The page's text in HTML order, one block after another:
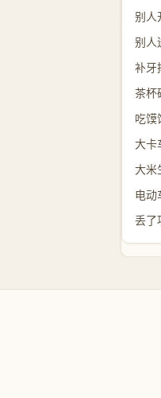
别人
别人
补牙
茶杯
吃馍
大卡
大米
电动
丢了